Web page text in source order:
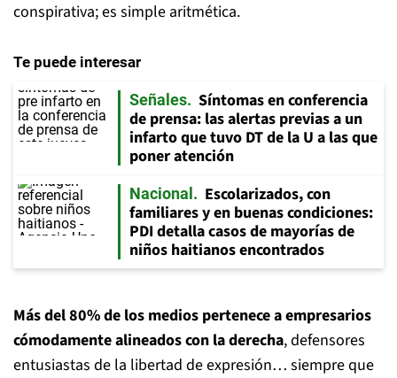
conspirativa; es simple aritmética.
Te puede interesar
Señales
Síntomas en conferencia
de prensa: las alertas previas a un
infarto que tuvo DT de la U a las que
poner atención
Nacional
Escolarizados, con
familiares y en buenas condiciones:
PDI detalla casos de mayorías de
niños haitianos encontrados
Más del 80% de los medios pertenece a empresarios
cómodamente alineados con la derecha, defensores
entusiastas de la libertad de expresión… siempre que